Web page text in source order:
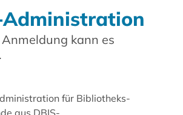
Administration
kann es
für Bibliotheks-
aus DBIS-